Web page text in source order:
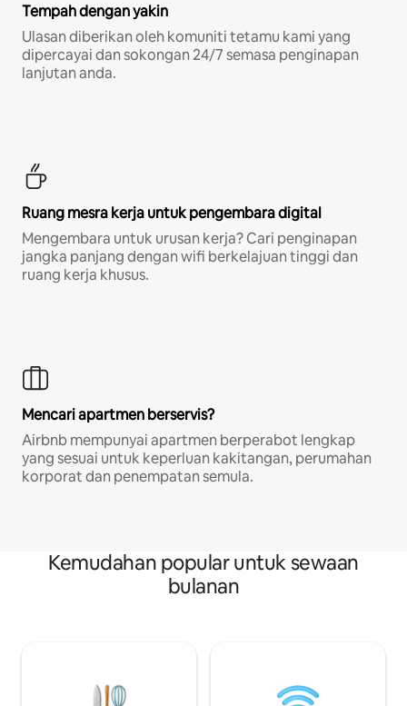
Tempah dengan yakin
Ulasan diberikan oleh komuniti tetamu kami yang
dipercayai dan sokongan 24/7 semasa penginapan
lanjutan anda.
Ruang mesra kerja untuk pengembara digital
Mengembara untuk urusan kerja? Cari penginapan
jangka panjang dengan wifi berkelajuan tinggi dan
ruang kerja khusus.
Mencari apartmen berservis?
Airbnb mempunyai apartmen berperabot lengkap
yang sesuai untuk keperluan kakitangan, perumahan
korporat dan penempatan semula.
Kemudahan popular untuk sewaan
bulanan